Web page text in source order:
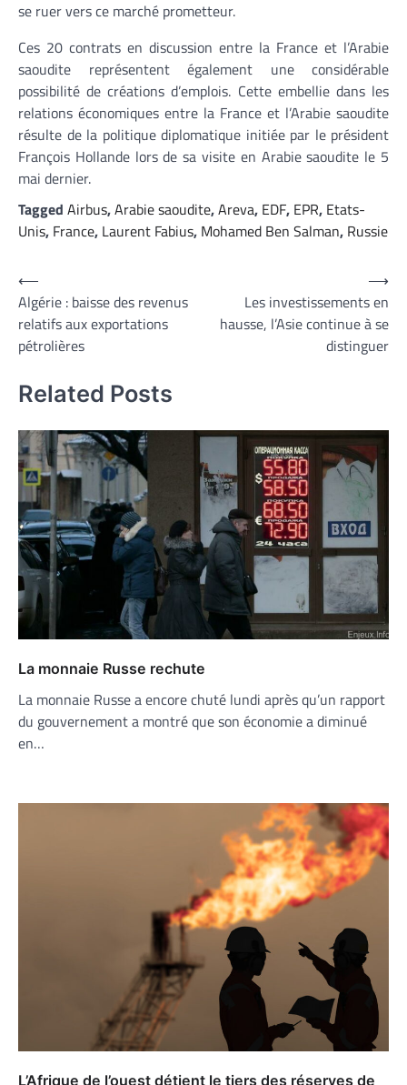
se ruer vers ce marché prometteur.
Ces 20 contrats en discussion entre la France et l’Arabie
saoudite représentent également une considérable
possibilité de créations d’emplois. Cette embellie dans les
relations économiques entre la France et l’Arabie saoudite
résulte de la politique diplomatique initiée par le président
François Hollande lors de sa visite en Arabie saoudite le 5
mai dernier.
Tagged Airbus,Arabie saoudite,Areva, EDF, EPR, Etats-
Unis, France, Laurent Fabius, Mohamed Ben Salman, Russie
Navigation
de
l’article
⟵
Algérie : baisse des revenus
relatifs aux exportations
pétrolières
Les investissements en
hausse, l’Asie continue à se
distinguer
⟶
Related Posts
La monnaie Russe rechute
La monnaie Russe a encore chuté lundi après qu’un rapport
du gouvernement a montré que son économie a diminué
en…
L’Afrique de l’ouest détient le tiers des réserves de